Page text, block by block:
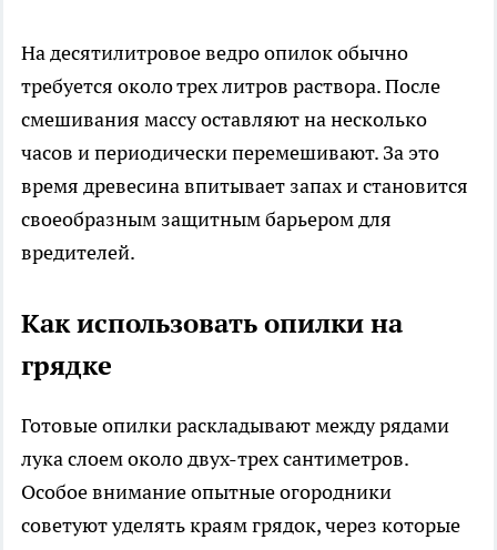
На десятилитровое ведро опилок обычно
требуется около трех литров раствора. После
смешивания массу оставляют на несколько
часов и периодически перемешивают. За это
время древесина впитывает запах и становится
своеобразным защитным барьером для
вредителей.
Как использовать опилки на
грядке
Готовые опилки раскладывают между рядами
лука слоем около двух-трех сантиметров.
Особое внимание опытные огородники
советуют уделять краям грядок, через которые